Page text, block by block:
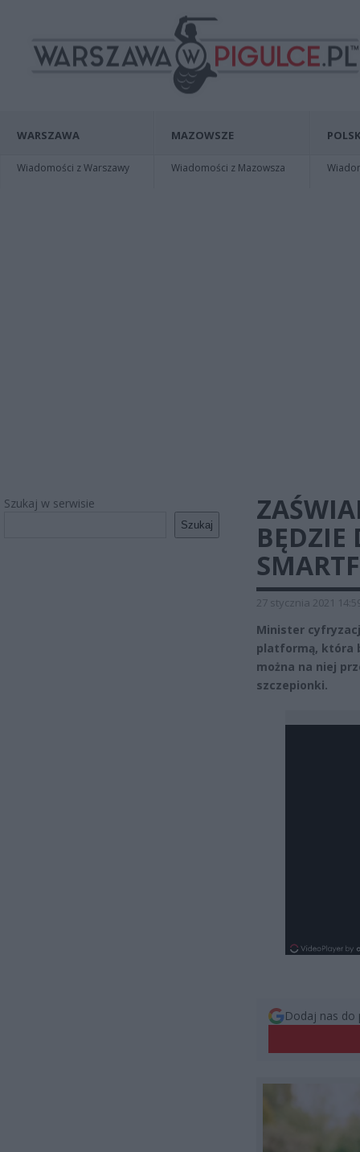
WARSZAWA
Wiadomości z Warszawy
MAZOWSZE
Wiadomości z Mazowsza
Szukaj w serwisie
Szukaj
BĘDZIE
27 stycznia 2021
Minister
platformą, która
można na niej
szczepionki.
Dodaj nas do